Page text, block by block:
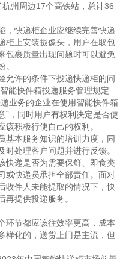
州周边17个高铁站，总计36
，快递柜企业应继续完善快递
柜上安装摄像头，用户在取包
包裹质量出现问题时可以避免
允许的条件下投递快递柜的问
能快件箱投递服务管理规定
业务的企业在使用智能快件箱
”，同时用户有权利决定是否使
积极行使自己的权利。
基本服务知识的培训力度，同
处理客户问题并进行反馈。
快递是否为需要保鲜、即食类
或快递员承担全部责任。面对
收件人未能提取的情况下，快
提供投递服务。
环节都应该往效率更高，成本
样化的，送货上门是主流，但